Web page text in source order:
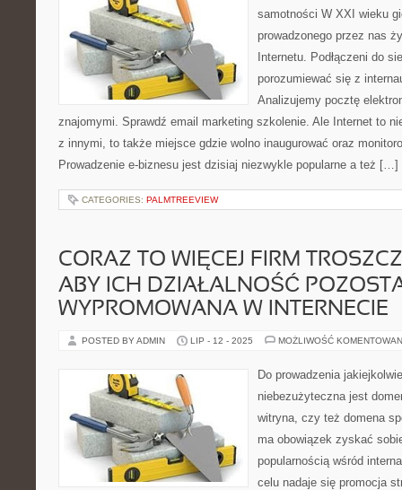
samotności W XXI wieku
prowadzonego przez nas
Internetu. Podłączeni do
porozumiewać się z
Analizujemy pocztę
znajomymi. Sprawdź email marketing szkolenie. Ale Internet to
z innymi, to także miejsce gdzie wolno inaugurować oraz
Prowadzenie e-biznesu jest dzisiaj niezwykle popularne a też […]
CATEGORIES: PALMTREEVIEW
CORAZ TO WIĘCEJ FIRM
ABY ICH DZIAŁALNOŚĆ
WYPROMOWANA W INTERNECIE
POSTED BY ADMIN LIP - 12 - 2025 MOŻLIWOŚĆ
Do prowadzenia
niebezużyteczna jest
witryna, czy też domena
ma obowiązek zyskać
popularnością wśród
celu nadaje się promocja